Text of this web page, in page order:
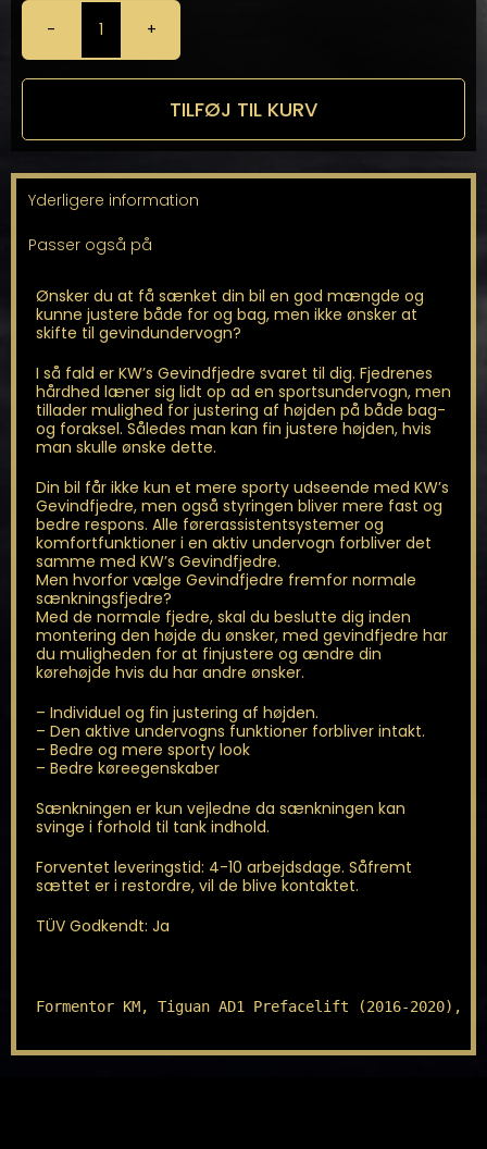
KW
-
HAS
justerbare
gevindfjedre
Til
SUV
antal
TILFØJ TIL KURV
Yderligere information
Passer også på
Ønsker du at få sænket din bil en god mængde og
kunne justere både for og bag, men ikke ønsker at
skifte til gevindundervogn?
I så fald er KW’s Gevindfjedre svaret til dig. Fjedrenes
hårdhed læner sig lidt op ad en sportsundervogn, men
tillader mulighed for justering af højden på både bag-
og foraksel. Således man kan fin justere højden, hvis
man skulle ønske dette.
Din bil får ikke kun et mere sporty udseende med KW’s
Gevindfjedre, men også styringen bliver mere fast og
bedre respons. Alle førerassistentsystemer og
komfortfunktioner i en aktiv undervogn forbliver det
samme med KW’s Gevindfjedre.
Men hvorfor vælge Gevindfjedre fremfor normale
sænkningsfjedre?
Med de normale fjedre, skal du beslutte dig inden
montering den højde du ønsker, med gevindfjedre har
du muligheden for at finjustere og ændre din
kørehøjde hvis du har andre ønsker.
– Individuel og fin justering af højden.
– Den aktive undervogns funktioner forbliver intakt.
– Bedre og mere sporty look
– Bedre køreegenskaber
Sænkningen er kun vejledne da sænkningen kan
svinge i forhold til tank indhold.
Forventet leveringstid: 4-10 arbejdsdage. Såfremt
sættet er i restordre, vil de blive kontaktet.
TÜV Godkendt: Ja
Formentor KM, Tiguan AD1 Prefacelift (2016-2020),